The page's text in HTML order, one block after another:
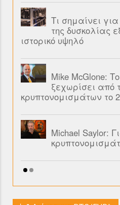
Τι σημαίνει
της δυσκολίας
ιστορικό υψηλό
Mike McGlone:
ξεχωρίσει από
κρυπτονομισμάτων το
Michael Saylor: